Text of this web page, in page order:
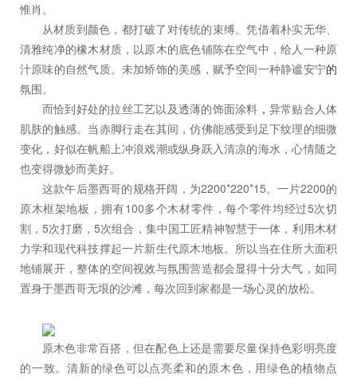
惟肖。
从材质到颜色，都打破了对传统的束缚。凭借着朴实无华、
清雅纯净的橡木材质，以原木的底色铺陈在空气中，给人一种原
汁原味的自然气质。未加矫饰的美感，赋予空间一种静谧安宁的
氛围。
而恰到好处的拉丝工艺以及透薄的饰面涂料 ， 异常贴合人体
肌肤的触感。当赤脚行走在其间，仿佛能感受到足下纹理的细微
变化，好似在帆船上冲浪戏潮或纵身跃入清凉的海水，心情随之
也变得微妙而美好。
这款午后墨西哥的规格开阔，为2200*220*15。一片2200的
原木框架地板，拥有100多个木材零件，每个零件均经过5次切
割，5次打磨，5次组合，集中国工匠精神智慧于一体，利用木材
力学和现代科技撑起一片新生代原木地板。所以当在住所大面积
地铺展开，整体的空间视效与氛围营造都会显得十分大气，如同
置身于墨西哥无垠的沙滩，每次回到家都是一场心灵的放松。
原木色非常百搭，但在配色上还是需要尽量保持色彩明亮度
的一致。清新的绿色可以点亮柔和的原木色，用绿色的植物点